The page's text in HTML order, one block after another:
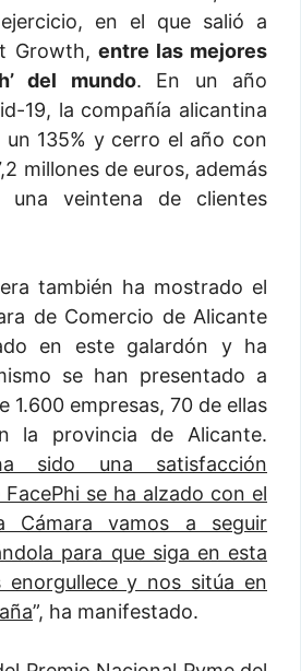
en el que salió a
Growth, entre las mejores
del mundo. En un año
19, la compañía alicantina
135% y cerro el año con
millones de euros, además
veintena de clientes
también ha mostrado el
de Comercio de Alicante
en este galardón y ha
se han presentado a
1.600 empresas, 70 de ellas
la provincia de Alicante.
sido una satisfacción
se ha alzado con el
Cámara vamos a seguir
para que siga en esta
y nos sitúa en
”, ha manifestado.